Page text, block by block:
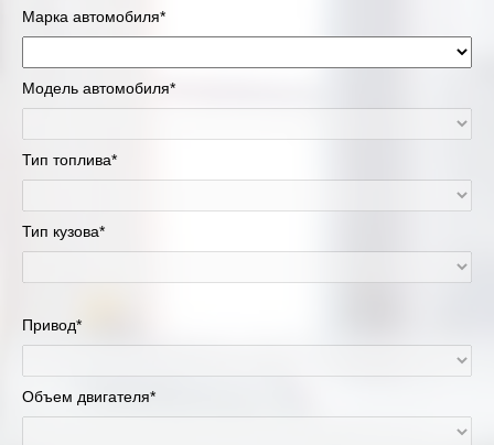
Марка автомобиля*
Модель автомобиля*
Тип топлива*
Тип кузова*
Привод*
Объем двигателя*